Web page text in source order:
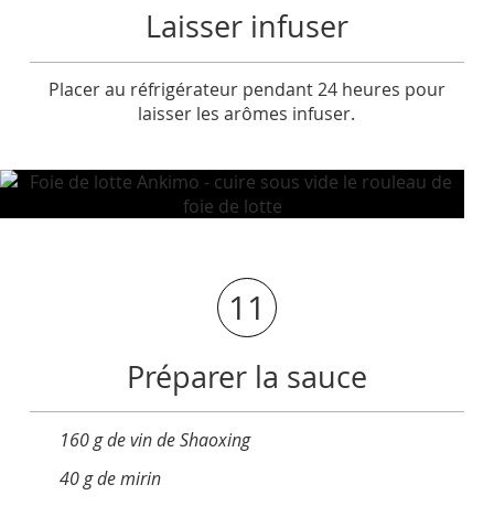
Laisser infuser
Placer au réfrigérateur pendant 24 heures pour
laisser les arômes infuser.
11
Préparer la sauce
160 g de vin de Shaoxing
40 g de mirin